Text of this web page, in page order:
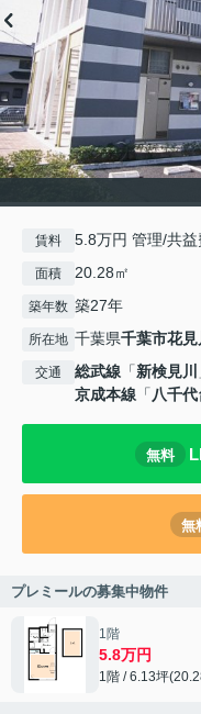
賃料 5.8万円 管理/共
面積 20.28㎡
築年数 築27年
所在地 千葉県千葉市花見
交通 総武線 「新検見川
京成本線 「八千代
無料
無
プレミールの募集中物件
1階
5.8万円
1階 / 6.13坪